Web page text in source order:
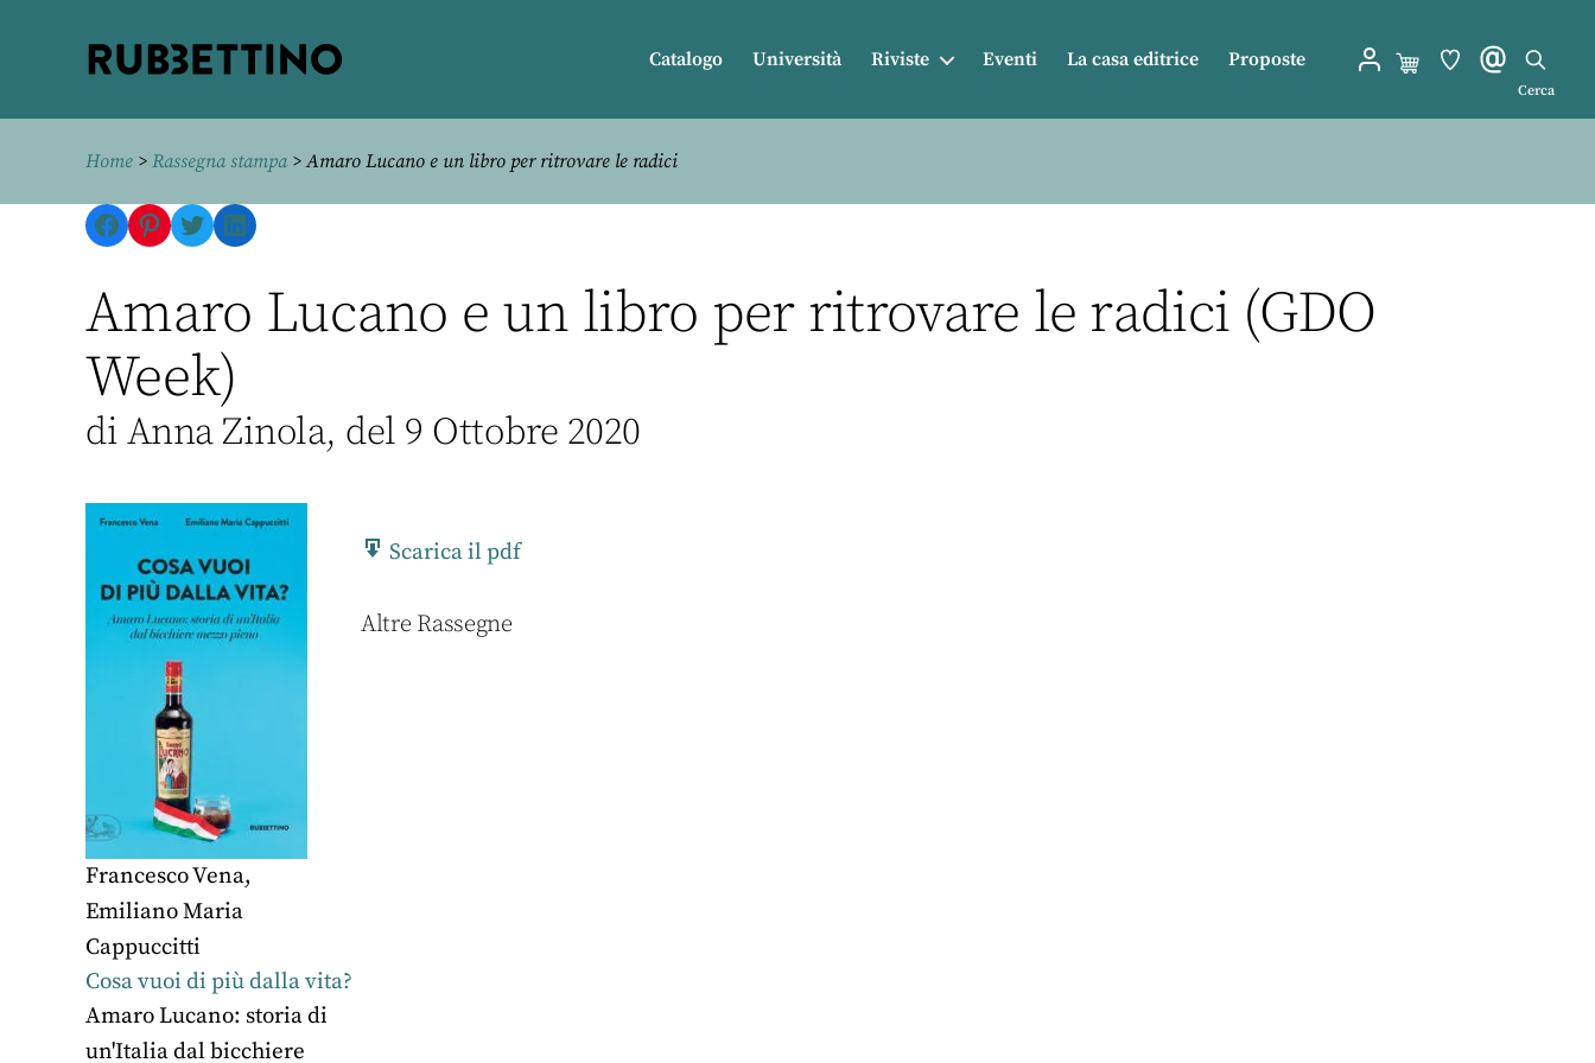
Catalogo Università Riviste Eventi La casa editrice Proposte
Cerca
Home > Rassegna stampa> Amaro Lucano e un libro per ritrovare le radici
Facebook
Pinterest
TwitterLinkedIn
Amaro Lucano e un libro per ritrovare le radici (GDO
Week)
di Anna Zinola, del 9 Ottobre 2020
Francesco Vena,
Emiliano Maria
Cappuccitti
Cosa vuoi di più dalla vita?
Amaro Lucano: storia di
un'Italia dal bicchiere
Scarica il pdf
Altre Rassegne